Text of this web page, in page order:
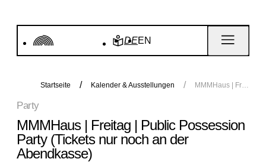
DEEN
Startseite Kalender & Ausstellungen MMMHaus | Freitag | Public Possession Party (Tickets nur noch an der Abendkasse)
Party
MMMHaus | Freitag | Public Possession
Party (Tickets nur noch an der
Abendkasse)